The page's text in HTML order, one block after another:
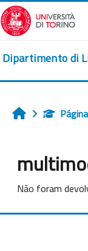
Ir para o conteúdo
Dipartimento di
Início
Não foram